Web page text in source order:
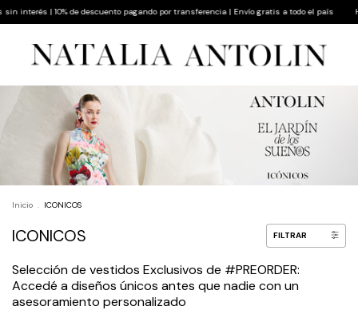
pagando por transferencia | Envío gratis a todo el país Hasta 9 cuotas sin
Inicio . ICONICOS
ICONICOS FILTRAR
Selección de vestidos Exclusivos de #PREORDER:
Accedé a diseños únicos antes que nadie con un
asesoramiento personalizado